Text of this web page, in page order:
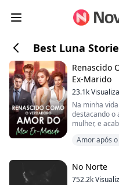
Best Luna
Renascido
Ex-Marido
23.1k
Na minha
destacando o
mulher, e
esperando
vida passada
preocupado
Amor após
No Norte
752.2k